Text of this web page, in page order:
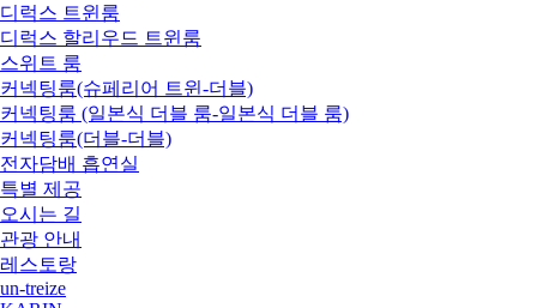
디럭스 트윈룸
디럭스 할리우드 트윈룸
스위트 룸
커넥팅룸(슈페리어 트윈-더블)
커넥팅룸 (일본식 더블 룸-일본식 더블 룸)
커넥팅룸(더블-더블)
전자담배 흡연실
특별 제공
오시는 길
관광 안내
레스토랑
un-treize